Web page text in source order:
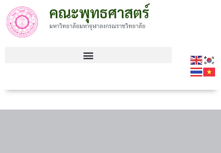
คณะพุทธศาสตร์
มหาวิทยาลัยมหาจุฬาลงกรณราชวิทยาลัย